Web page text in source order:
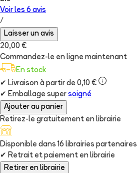
Voir les 6 avis
/
Laisser un avis
20,00 €
Commandez-le en ligne maintenant
En stock
✔ Livraison à partir de 0,10 €
✔ Emballage super soigné
Ajouter au panier
Retirez-le gratuitement en librairie
Disponible dans 16 librairies partenaires
✔ Retrait et paiement en librairie
Retirer en librairie